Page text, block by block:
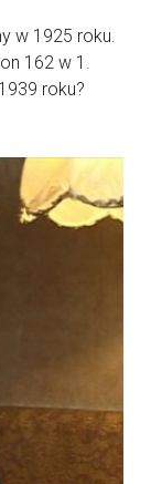
w 1925 roku.
162 w 1.
roku?